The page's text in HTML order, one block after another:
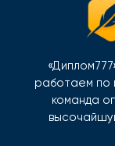
работаем по
команда